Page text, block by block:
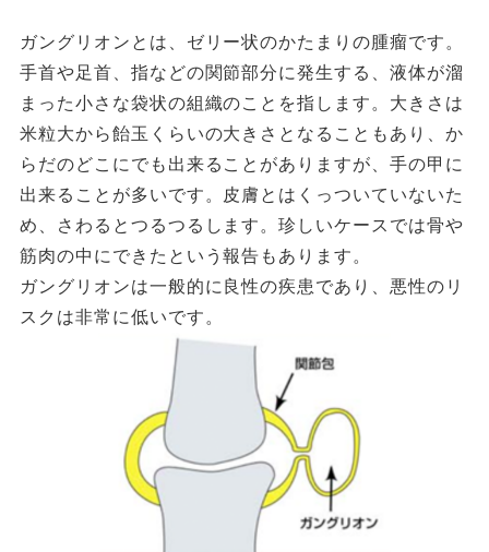
ガングリオンとは、ゼリー状のかたまりの腫瘤です。
手首や足首、指などの関節部分に発生する、液体が溜
まった小さな袋状の組織のことを指します。大きさは
米粒大から飴玉くらいの大きさとなることもあり、か
らだのどこにでも出来ることがありますが、手の甲に
出来ることが多いです。皮膚とはくっついていないた
め、さわるとつるつるします。珍しいケースでは骨や
筋肉の中にできたという報告もあります。
ガングリオンは一般的に良性の疾患であり、悪性のリ
スクは非常に低いです。